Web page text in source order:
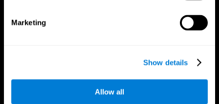
Marketing
Show details
Allow all